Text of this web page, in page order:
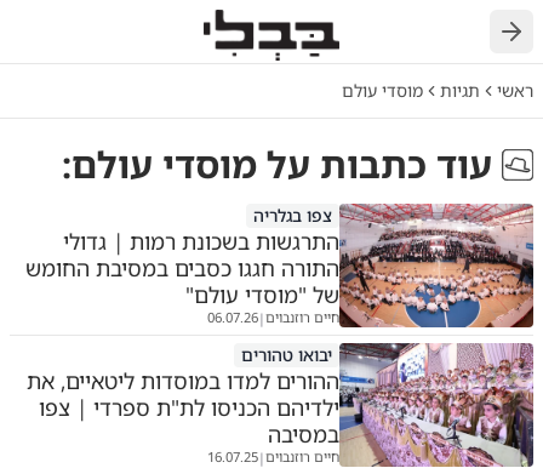
ראשי תגיות מוסדי עולם
עוד כתבות עלמוסדי עולם:
צפו בגלריה
התרגשות בשכונת רמות | גדולי
התורה חגגו כסבים במסיבת החומש
של "מוסדי עולם"
חיים רוזנבוים|
06.07.26
יבואו טהורים
ההורים למדו במוסדות ליטאיים, את
ילדיהם הכניסו לת"ת ספרדי | צפו
במסיבה
חיים רוזנבוים|
16.07.25